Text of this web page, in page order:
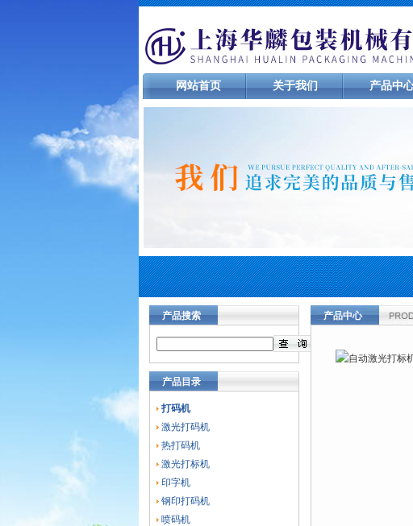
网站首页 关于我们 产品中
产品搜索
产品目录
打码机
激光打码机
热打码机
激光打标机
印字机
钢印打码机
喷码机
产品中心